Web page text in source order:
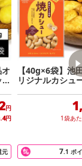
どにより異なり
ュー糖、でん粉、
料、膨張剤、着色
、たんぱく質5.8
円
円
元
【40g×6袋】池
リジナルカシュ
1袋あ
7.1 ポ